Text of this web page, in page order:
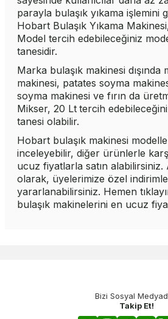
parayla bulaşık yıkama işlemini
Hobart Bulaşık Yıkama
Model tercih edebileceğiniz
tanesidir.
Marka bulaşık makinesi dışında
makinesi, patates soyma
soyma makinesi ve fırın da
Mikser, 20 Lt tercih
tanesi olabilir.
Hobart bulaşık makinesi
inceleyebilir, diğer ürünlerle
ucuz fiyatlarla satın alabilirsiniz.
olarak, üyelerimize özel
yararlanabilirsiniz. Hemen
bulaşık makinelerini en ucuz
Bizi Sosyal
Takip Et!